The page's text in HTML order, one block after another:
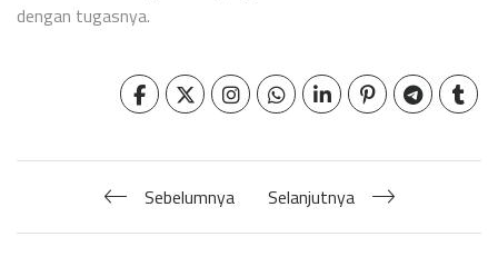
dengan tugasnya.
Sebelumnya Selanjutnya